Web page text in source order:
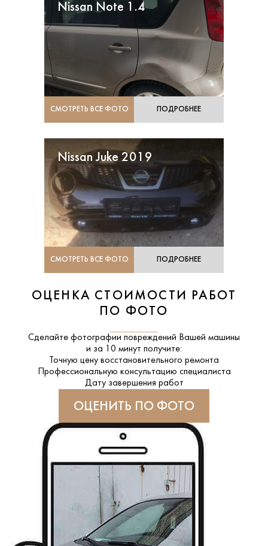
Nissan Note 1.4
СМОТРЕТЬ ВСЕ ФОТО ПОДРОБНЕЕ
Nissan Juke 2019
СМОТРЕТЬ ВСЕ ФОТО ПОДРОБНЕЕ
ОЦЕНКА СТОИМОСТИ РАБОТ
ПО ФОТО
Сделайте фотографии повреждений Вашей машины
и за 10 минут получите:
Точную цену восстановительного ремонта
Профессиональную консультацию специалиста
Дату завершения работ
ОЦЕНИТЬ ПО ФОТО